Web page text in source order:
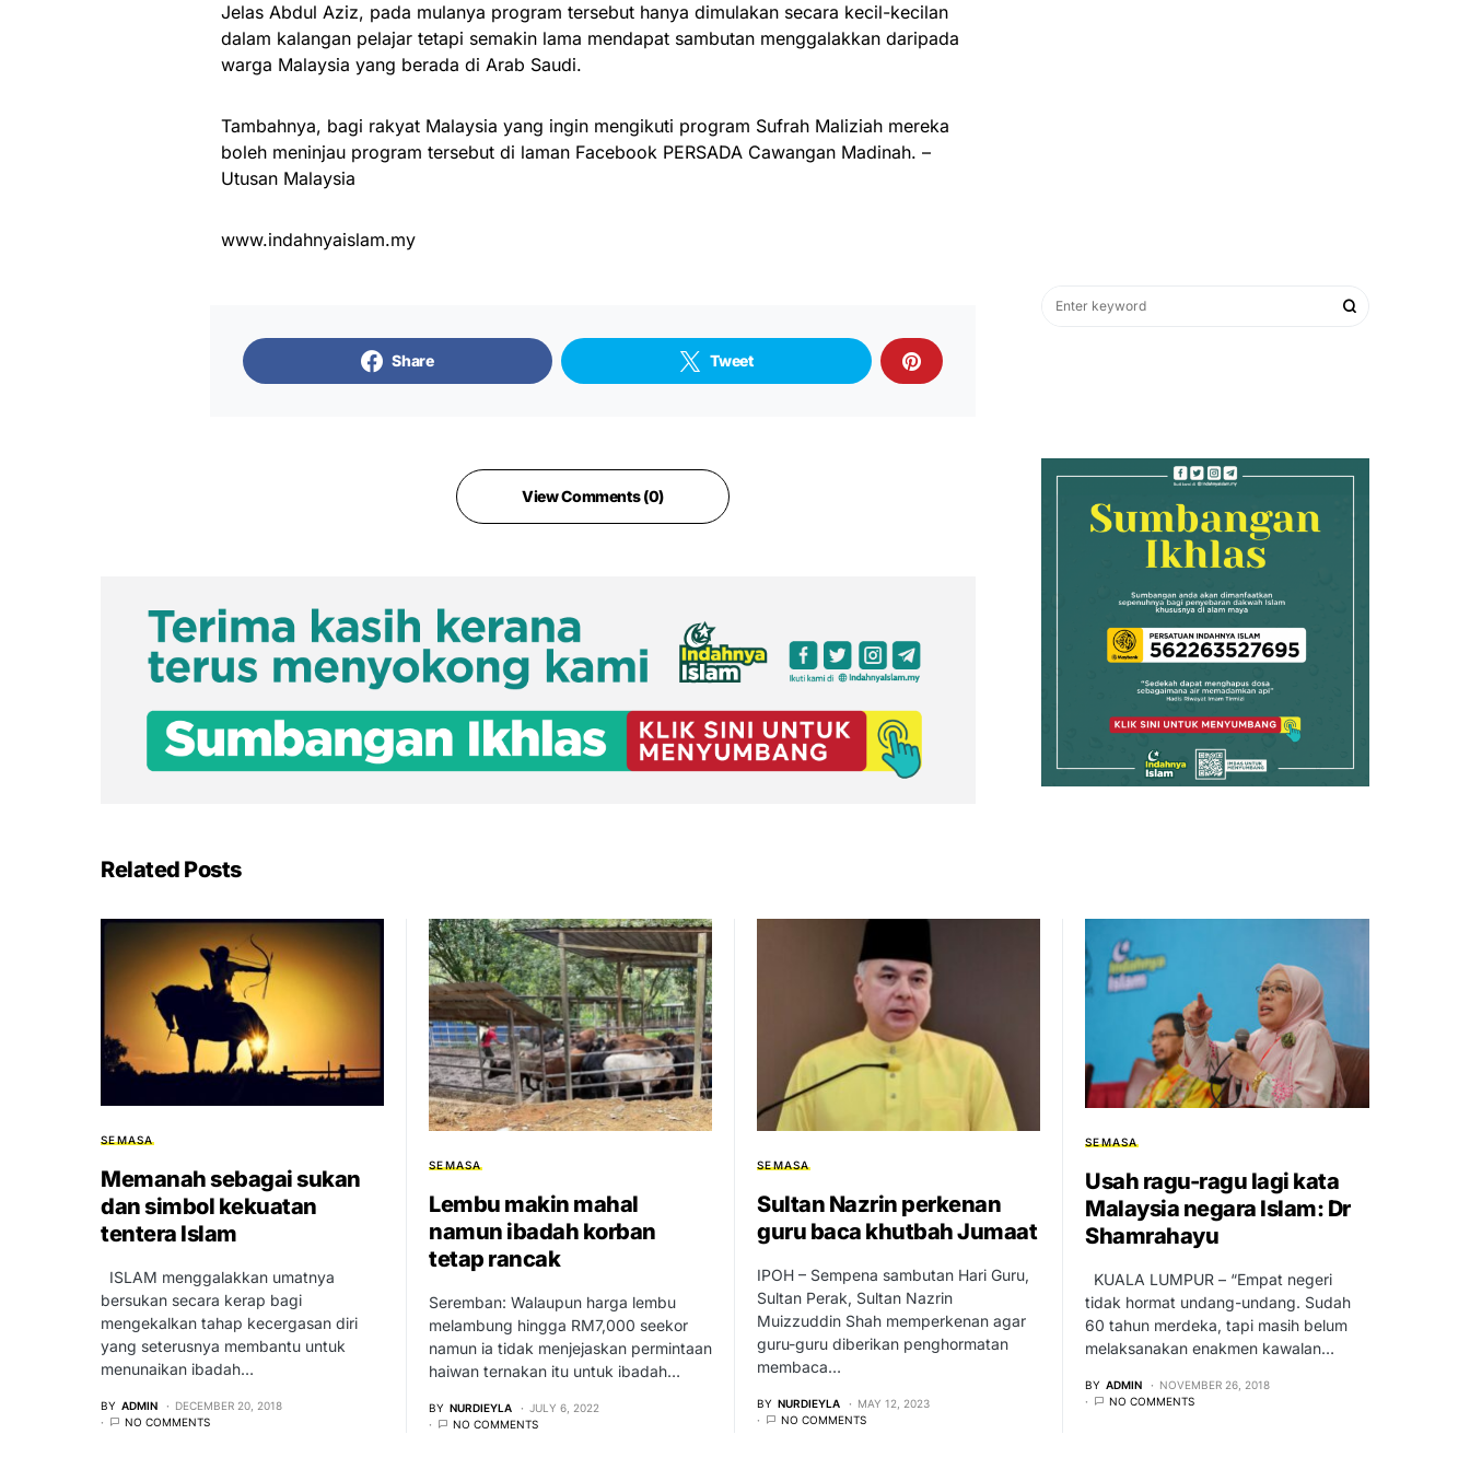
Jelas Abdul Aziz, pada mulanya program tersebut ha­nya dimulakan secara kecil-kecilan
dalam kalangan pelajar tetapi semakin lama mendapat sambutan menggalakkan daripada
warga Malaysia yang berada di Arab Saudi.
Tambahnya, bagi rakyat Malaysia yang ingin mengikuti program Sufrah Maliziah mereka
boleh meninjau program tersebut di laman Facebook PERSADA Cawangan Madinah. –
Utusan Malaysia
www.indahnyaislam.my
Share Tweet
View Comments (0)
Related Posts
SEMASA
Memanah sebagai sukan
dan simbol kekuatan
tentera Islam
ISLAM menggalakkan umatnya
bersukan secara kerap bagi
mengekalkan tahap kecergasan diri
yang seterusnya membantu untuk
menunaikan ibadah…
BY ADMIN
DECEMBER 20, 2018
NO COMMENTS
SEMASA
Lembu makin mahal
namun ibadah korban
tetap rancak
Seremban: Walaupun harga lembu
melambung hingga RM7,000 seekor
namun ia tidak menjejaskan permintaan
haiwan ternakan itu untuk ibadah…
BY NURDIEYLA
JULY 6, 2022
NO COMMENTS
SEMASA
Sultan Nazrin perkenan
guru baca khutbah Jumaat
IPOH – Sempena sambutan Hari Guru,
Sultan Perak, Sultan Nazrin
Muizzuddin Shah memperkenan agar
guru-guru diberikan penghormatan
membaca…
BY NURDIEYLA
MAY 12, 2023
NO COMMENTS
SEMASA
Usah ragu-ragu lagi kata
Malaysia negara Islam: Dr
Shamrahayu
KUALA LUMPUR – “Empat negeri
tidak hormat undang-undang. Sudah
60 tahun merdeka, tapi masih belum
melaksanakan enakmen kawalan…
BY ADMIN
NOVEMBER 26, 2018
NO COMMENTS